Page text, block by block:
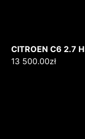
CITROEN C6 2.7
13 500.00zł